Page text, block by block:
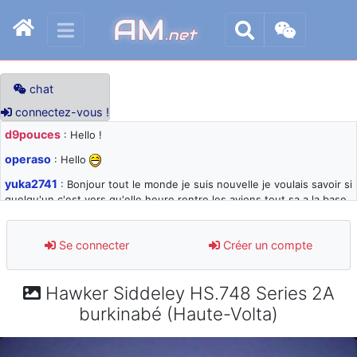
AM.net
chat
connectez-vous !
d9pouces : Hello !
operaso : Hello
yuka2741 : Bonjour tout le monde je suis nouvelle je voulais savoir si
quelqu'un c'est vers qu'elle heure rentre les avions tout sa a la base
d9pouces: désolé pour les quelques blocages du site ces derniers
jours : je teste des méthodes contre le spam et les bots trop nocifs
paxwax : Super, la nouvelle bannière
Se connecter Créer un compte
Hawker Siddeley HS.748 Series 2A
burkinabé (Haute-Volta)